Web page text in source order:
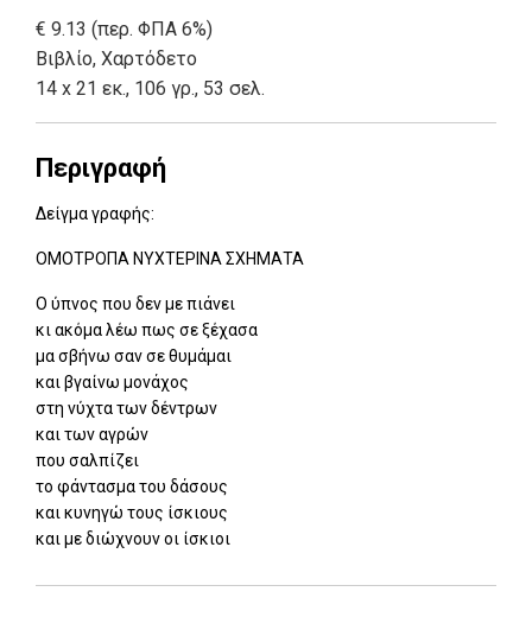
€ 9.13 (περ. ΦΠΑ 6%)
Βιβλίο, Χαρτόδετο
14 x 21 εκ., 106 γρ., 53 σελ.
Περιγραφή
Δείγμα γραφής:
ΟΜΟΤΡΟΠΑ ΝΥΧΤΕΡΙΝΑ ΣΧΗΜΑΤΑ
Ο ύπνος που δεν με πιάνει
κι ακόμα λέω πως σε ξέχασα
μα σβήνω σαν σε θυμάμαι
και βγαίνω μονάχος
στη νύχτα των δέντρων
και των αγρών
που σαλπίζει
το φάντασμα του δάσους
και κυνηγώ τους ίσκιους
και με διώχνουν οι ίσκιοι